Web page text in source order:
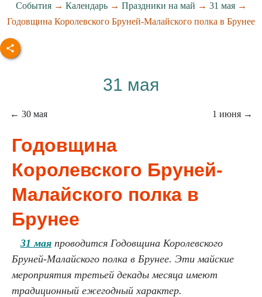
События→ Календарь→ Праздники на май → 31 мая→
Годовщина Королевского Бруней-Малайского полка в Брунее
31 мая
← 30 мая 1 июня →
Годовщина
Королевского Бруней-
Малайского полка в
Брунее
31 мая проводится Годовщина Королевского
Бруней-Малайского полка в Брунее. Эти майские
мероприятия третьей декады месяца имеют
традиционный ежегодный характер.